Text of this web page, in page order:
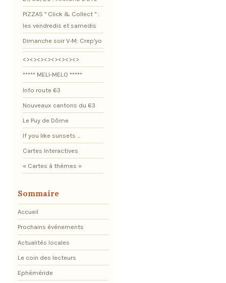
PIZZAS " Click & Collect " :
les vendredis et samedis
Dimanche soir V-M: Crep'yo
<><><><><><><><>
***** MELI-MELO *****
Info route 63
Nouveaux cantons du 63
Le Puy de Dôme
If you like sunsets ...
Cartes Interactives
« Cartes à thèmes »
Sommaire
Accueil
Prochains événements
Actualités locales
Le coin des lecteurs
Ephéméride